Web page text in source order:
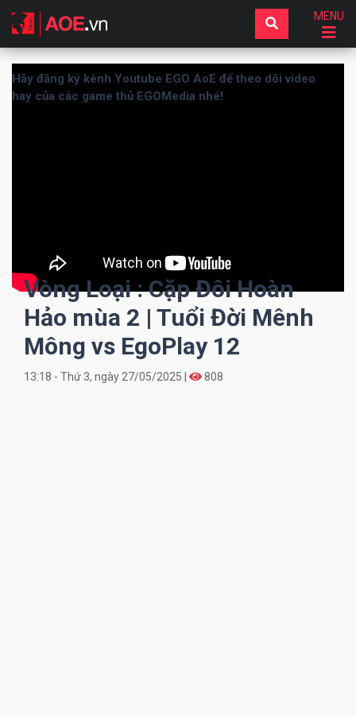
MENU
Hãy đăng ký kênh Youtube EGO AoE để theo dõi video
hay của các game thủ EGOMedia nhé!
Vòng Loại : Cặp Đôi Hoàn
Hảo mùa 2 | Tuổi Đời Mênh
Mông vs EgoPlay 12
13:18 - Thứ 3, ngày 27/05/2025 | 808